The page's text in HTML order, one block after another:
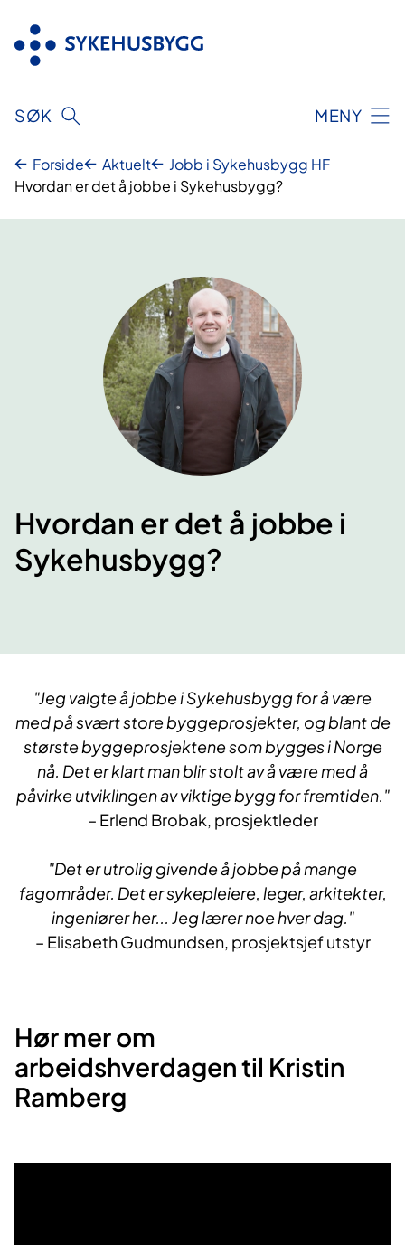
innhold
SØK MENY
Forside Aktuelt
Jobb i Sykehusbygg HF
Hvordan er det å jobbe i Sykehusbygg?
Hvordan er det å jobbe i
Sykehusbygg?
"Jeg valgte å ​​jobbe i Sykehusbygg for å være
med på svært store byggeprosjekter, og blant de
største byggeprosjektene som bygges i Norge
nå​. Det er klart man blir stolt av å være med å
påvirke utviklingen av viktige bygg for fremtiden."
– Erlend Brobak, ​prosjektleder
"Det er utrolig givende å jobbe på mange
fagområder. Det er sykepleiere, leger, arkitekter,
ingeniører​ her..​. Jeg lærer noe hver dag."
– Elisabeth Gudmundsen, prosjektsjef utstyr
Hør mer om
arbeidshverdagen til Kristin
Ramberg